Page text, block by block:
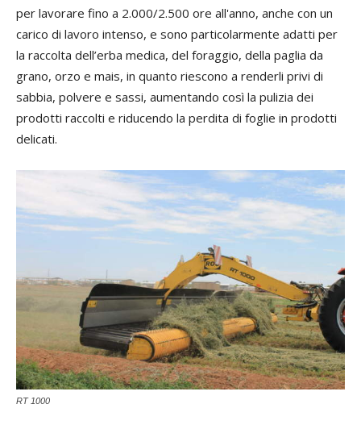
per lavorare fino a 2.000/2.500 ore all'anno, anche con un
carico di lavoro intenso, e sono particolarmente adatti per
la raccolta dell’erba medica, del foraggio, della paglia da
grano, orzo e mais, in quanto riescono a renderli privi di
sabbia, polvere e sassi, aumentando così la pulizia dei
prodotti raccolti e riducendo la perdita di foglie in prodotti
delicati.
RT 1000